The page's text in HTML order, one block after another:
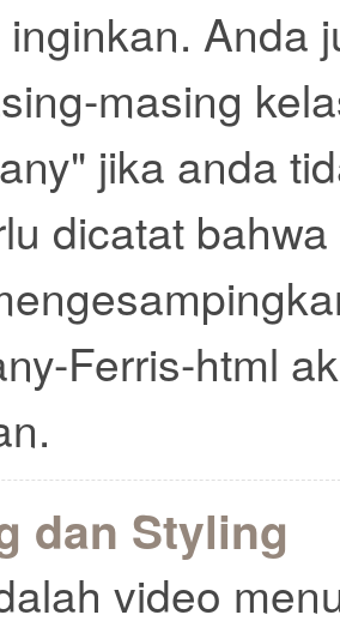
Anda
masing
jika anda
dicatat
Ferris-html
dan Styling
video